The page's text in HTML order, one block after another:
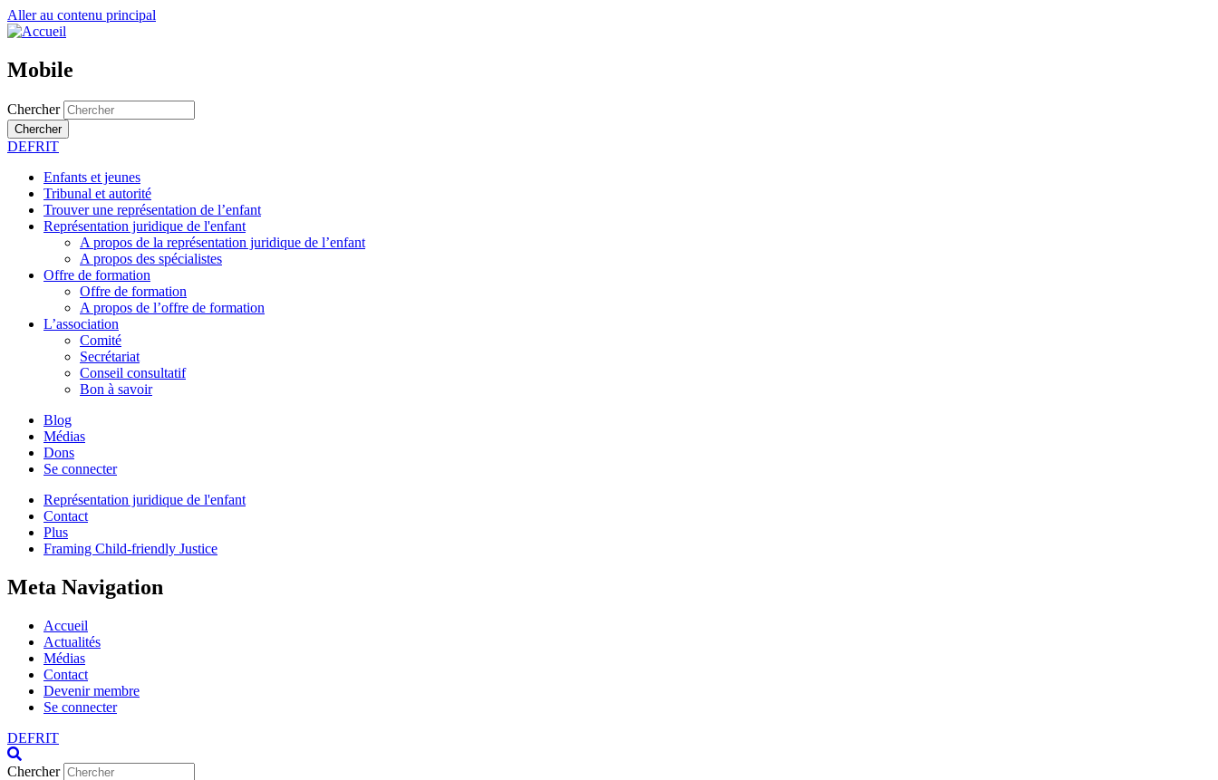
Aller au contenu principal
Mobile
Chercher
Chercher
DEFRIT
Enfants et jeunes
Tribunal et autorité
Trouver une représentation de l’enfant
Représentation juridique de l'enfant
A propos de la représentation juridique de l’enfant
A propos des spécialistes
Offre de formation
Offre de formation
A propos de l’offre de formation
L’association
Comité
Secrétariat
Conseil consultatif
Bon à savoir
Blog
Médias
Dons
Se connecter
Représentation juridique de l'enfant
Contact
Plus
Framing Child-friendly Justice
Meta Navigation
Accueil
Actualités
Médias
Contact
Devenir membre
Se connecter
DEFRIT
Chercher